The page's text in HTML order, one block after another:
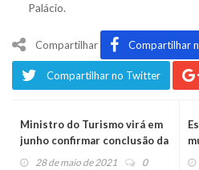
Palácio.
Compartilhar Compartilhar
Compartilhar no Twitter
Ministro do Turismo virá em
junho confirmar conclusão da
Transcitrus
28 de maio de 2021 0